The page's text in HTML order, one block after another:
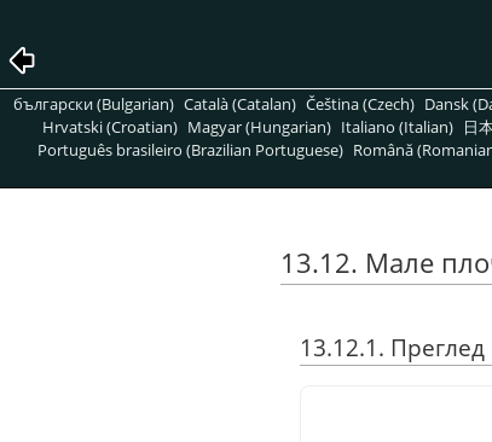
български (Bulgarian) Català (Catalan) Čeština (Czech) Dansk
Hrvatski (Croatian) Magyar (Hungarian) Italiano (Italian) 日
Português brasileiro (Brazilian Portuguese) Română
13.12. Мале
13.12.1. Преглед